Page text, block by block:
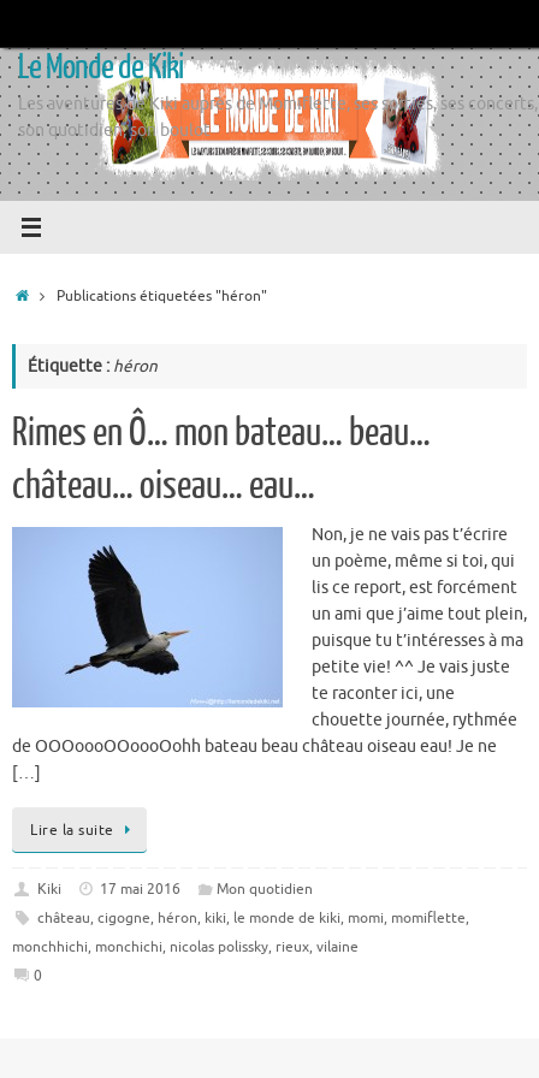
contenu
Le Monde de Kiki
Les aventures de Kiki auprès de Momiflette, ses sorties, ses concerts,
son quotidien, son boulot
AccueilPublications étiquetées "héron"
Étiquette : héron
Rimes en Ô… mon bateau… beau…
château… oiseau… eau…
Non, je ne vais pas t’écrire
un poème, même si toi, qui
lis ce report, est forcément
un ami que j’aime tout plein,
puisque tu t’intéresses à ma
petite vie! ^^ Je vais juste
te raconter ici, une
chouette journée, rythmée
de OOOoooOOoooOohh bateau beau château oiseau eau! Je ne
[…]
Lire la suite
Kiki 17 mai 2016
Mon quotidien
château, cigogne, héron, kiki, le monde de kiki, momi, momiflette,
monchhichi, monchichi, nicolas polissky, rieux, vilaine
0